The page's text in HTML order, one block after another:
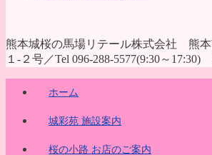
熊本城桜の馬場リテール株式会社 熊
１-２号／Tel 096-288-5577(9:30～17:30)
ホーム
城彩苑 施設案内
桜の小路 お店のご案内